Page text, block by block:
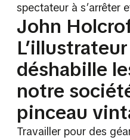
spectateur à s’arrêter
John
déshabille
notre
pinceau
Travailler pour des